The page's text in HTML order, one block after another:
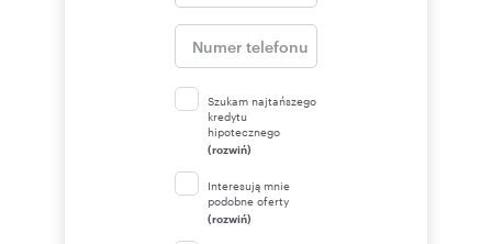
Szukam najtańszego
kredytu
hipotecznego
(rozwiń)
Interesują mnie
podobne oferty
(rozwiń)